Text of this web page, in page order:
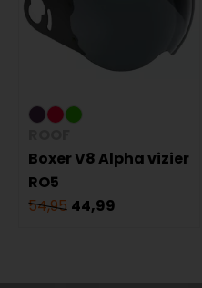
Boxer V8 Alpha vizier
RO5
54,95 44,99